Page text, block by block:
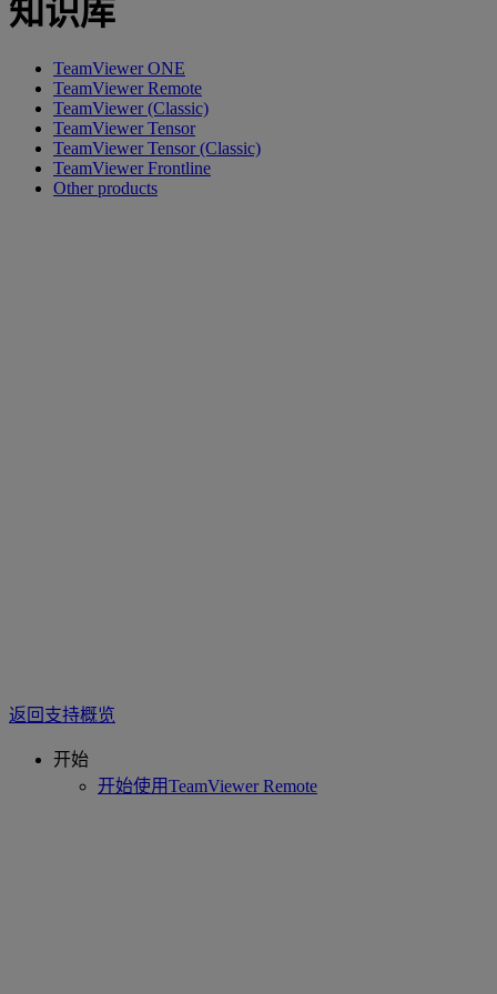
知识库
TeamViewer ONE
TeamViewer Remote
TeamViewer (Classic)
TeamViewer Tensor
TeamViewer Tensor (Classic)
TeamViewer Frontline
Other products
返回支持概览
开始
开始使用TeamViewer Remote